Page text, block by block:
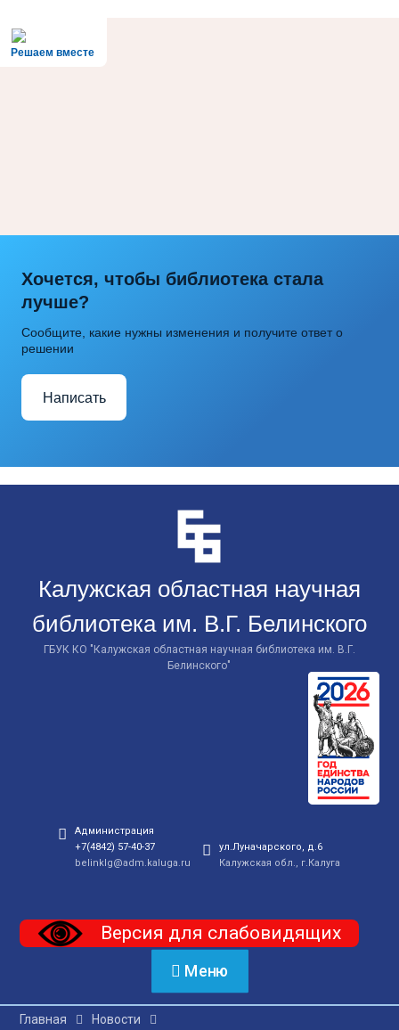
Решаем вместе
Хочется, чтобы библиотека стала
лучше?
Сообщите, какие нужны изменения и получите ответ о
решении
Написать
Калужская областная научная
библиотека им. В.Г. Белинского
ГБУК КО "Калужская областная научная библиотека им. В.Г.
Белинского"
Администрация
+7(4842) 57-40-37
belinklg@adm.kaluga.ru
ул.Луначарского, д.6
Калужская обл., г.Калуга
Версия для слабовидящих
Меню
Главная
Новости